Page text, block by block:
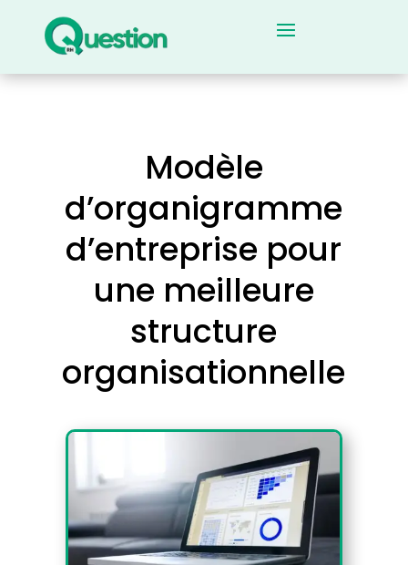
Modèle
d’organigramme
d’entreprise pour
une meilleure
structure
organisationnelle